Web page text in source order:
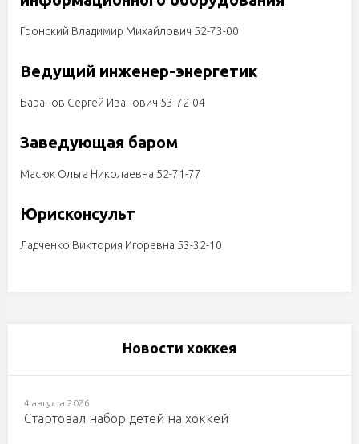
Гронский Владимир Михайлович 52-73-00
Ведущий инженер-энергетик
Баранов Сергей Иванович 53-72-04
Заведующая баром
Масюк Ольга Николаевна 52-71-77
Юрисконсульт
Ладченко Виктория Игоревна 53-32-10
Новости хоккея
4 августа 2026
Стартовал набор детей на хоккей